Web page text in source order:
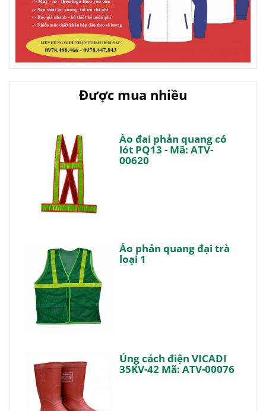
Được mua nhiều
Áo đai phản quang có
lót PQ13 - Mã: ATV-
00620
Áo phản quang đại trà
loại 1
Ủng cách điện VICADI
35KV-42 Mã: ATV-00076